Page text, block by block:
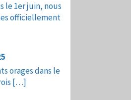
le 1er juin, nous
officiellement
orages dans le
[…]